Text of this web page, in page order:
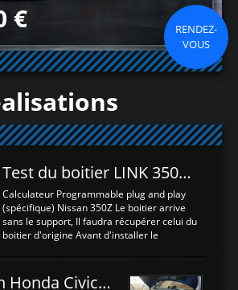
€
RENDEZ-
VOUS
Test du boitier LINK 350Z Plugin ECU
Calculateur Programmable plug and play
(spécifique) Nissan 350Z Le boitier arrive
sans le support, Il faudra récupérer celui du
boitier d'origine Avant d'installer le
d'envoyer l'information de la large bande
Préparation Honda Civic Type R FK2